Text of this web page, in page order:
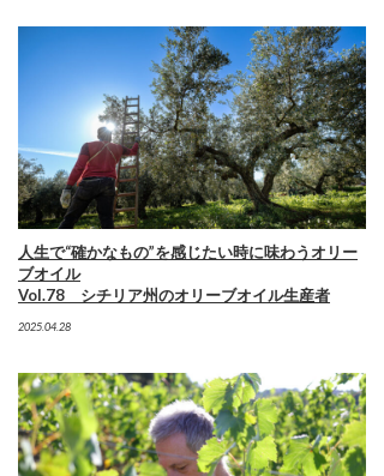
人生で“確かなもの”を感じたい時に味わうオリー
ブオイル
Vol.78 シチリア州のオリーブオイル生産者
2025.04.28